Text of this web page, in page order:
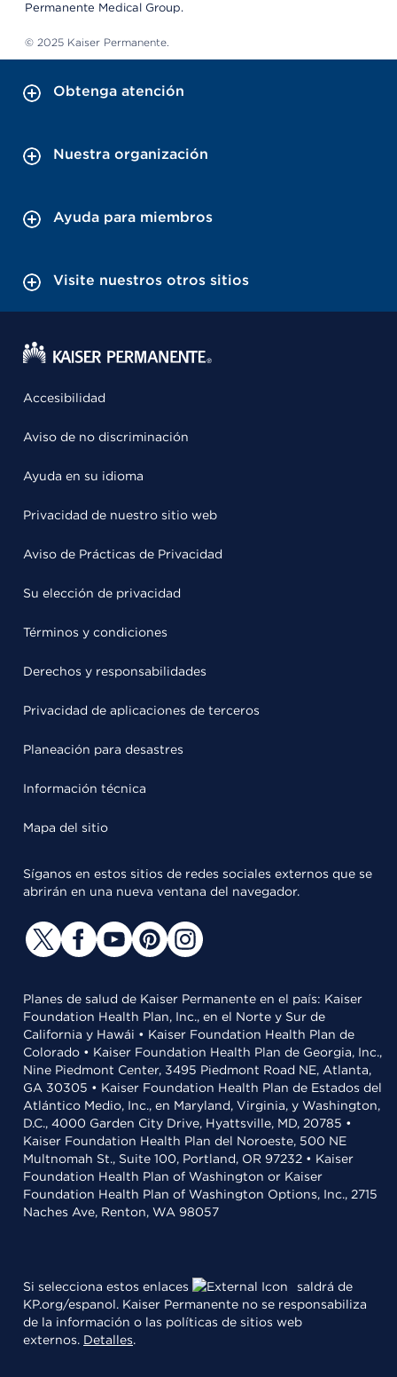
Permanente Medical Group.
© 2025 Kaiser Permanente.
Obtenga atención
Nuestra organización
Ayuda para miembros
Visite nuestros otros sitios
Accesibilidad
Aviso de no discriminación
Ayuda en su idioma
Privacidad de nuestro sitio web
Aviso de Prácticas de Privacidad
Su elección de privacidad
Términos y condiciones
Derechos y responsabilidades
Privacidad de aplicaciones de terceros
Planeación para desastres
Información técnica
Mapa del sitio
Síganos en estos sitios de redes sociales externos que se
abrirán en una nueva ventana del navegador.
Planes de salud de Kaiser Permanente en el país: Kaiser
Foundation Health Plan, Inc., en el Norte y Sur de
California y Hawái • Kaiser Foundation Health Plan de
Colorado • Kaiser Foundation Health Plan de Georgia, Inc.,
Nine Piedmont Center, 3495 Piedmont Road NE, Atlanta,
GA 30305 • Kaiser Foundation Health Plan de Estados del
Atlántico Medio, Inc., en Maryland, Virginia, y Washington,
D.C., 4000 Garden City Drive, Hyattsville, MD, 20785 •
Kaiser Foundation Health Plan del Noroeste, 500 NE
Multnomah St., Suite 100, Portland, OR 97232 • Kaiser
Foundation Health Plan of Washington or Kaiser
Foundation Health Plan of Washington Options, Inc., 2715
Naches Ave, Renton, WA 98057
Si selecciona estos enlaces
saldrá de
KP.org/espanol. Kaiser Permanente no se responsabiliza
de la información o las políticas de sitios web
externos. Detalles.